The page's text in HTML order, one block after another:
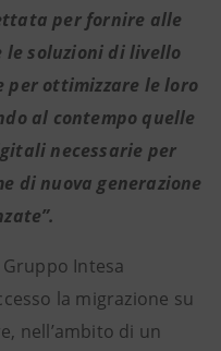
per fornire alle
soluzioni di livello
per ottimizzare le loro
al contempo quelle
necessarie per
di nuova generazione
Gruppo Intesa
la migrazione su
nell’ambito di un